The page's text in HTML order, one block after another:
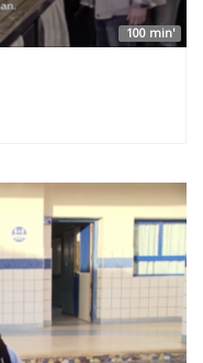
100 min'